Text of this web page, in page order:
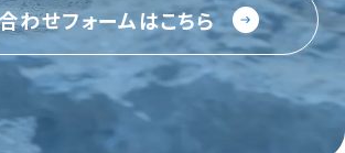
わせフォームはこちら